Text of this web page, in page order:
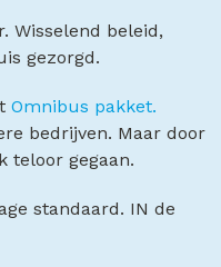
Wisselend beleid,
gezorgd.
Omnibus pakket.
bedrijven. Maar door
teloor gegaan.
standaard. IN de